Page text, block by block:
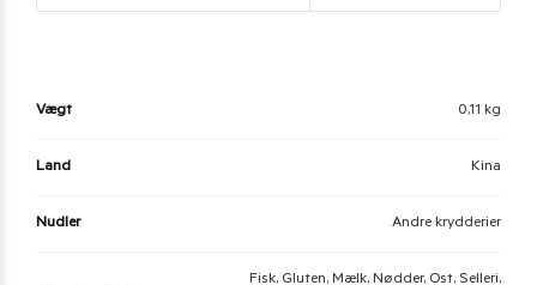
Vægt 0,11 kg
Land Kina
Nudler Andre krydderier
Fisk, Gluten, Mælk, Nødder, Ost, Selleri,